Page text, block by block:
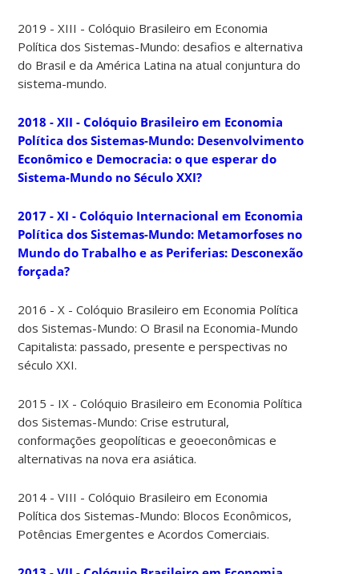
2019 - XIII - Colóquio Brasileiro em Economia
Política dos Sistemas-Mundo: desafios e alternativa
do Brasil e da América Latina na atual conjuntura do
sistema-mundo.
2018 - XII - Colóquio Brasileiro em Economia
Política dos Sistemas-Mundo: Desenvolvimento
Econômico e Democracia: o que esperar do
Sistema-Mundo no Século XXI?
2017 - XI - Colóquio Internacional em Economia
Política dos Sistemas-Mundo: Metamorfoses no
Mundo do Trabalho e as Periferias: Desconexão
forçada?
2016 - X - Colóquio Brasileiro em Economia Política
dos Sistemas-Mundo: O Brasil na Economia-Mundo
Capitalista: passado, presente e perspectivas no
século XXI.
2015 - IX - Colóquio Brasileiro em Economia Política
dos Sistemas-Mundo: Crise estrutural,
conformações geopolíticas e geoeconômicas e
alternativas na nova era asiática.
2014 - VIII - Colóquio Brasileiro em Economia
Política dos Sistemas-Mundo: Blocos Econômicos,
Potências Emergentes e Acordos Comerciais.